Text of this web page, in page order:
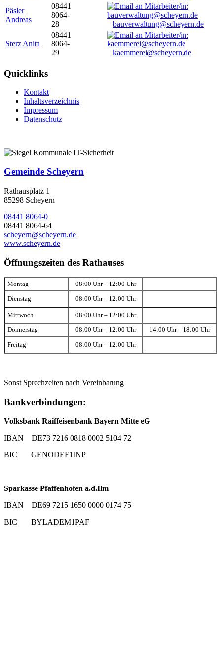
Päsler
Andreas
08441
8064-
28
bauverwaltung@scheyern.de
Sterz Anita
08441
8064-
29
kaemmerei@scheyern.de
Quicklinks
Kontakt
Inhaltsverzeichnis
Impressum
Datenschutz
Gemeinde Scheyern
Rathausplatz 1
85298 Scheyern
08441 8064-0
08441 8064-64
scheyern@scheyern.de
www.scheyern.de
Öffnungszeiten des Rathauses
Montag 08:00 Uhr – 12:00 Uhr
Dienstag 08:00 Uhr – 12:00 Uhr
Mittwoch 08:00 Uhr – 12:00 Uhr
Donnerstag 08:00 Uhr – 12:00 Uhr 14:00 Uhr – 18:00 Uhr
Freitag 08:00 Uhr – 12:00 Uhr
Sonst Sprechzeiten nach Vereinbarung
Bankverbindungen:
Volksbank Raiffeisenbank Bayern Mitte eG
IBAN DE73 7216 0818 0002 5104 72
BIC GENODEF1INP
Sparkasse Pfaffenhofen a.d.Ilm
IBAN DE69 7215 1650 0000 0174 75
BIC BYLADEM1PAF